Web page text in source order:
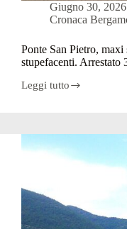
Giugno 30, 2026
Cronaca
Ponte San Pietro,
stupefacenti. Arrestato
Leggi tutto
Ponte
di
kg
di
stupefacenti.
Arrestato